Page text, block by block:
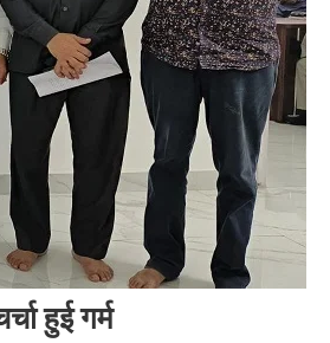
हुई गर्म